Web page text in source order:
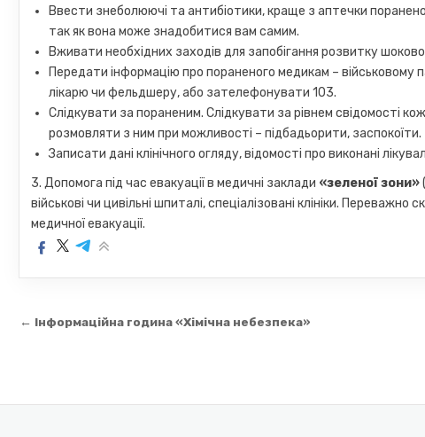
Ввести знеболюючі та антибіотики, краще з аптечки
так як вона може знадобитися вам самим.
Вживати необхідних заходів для запобігання розвитку
Передати інформацію про пораненого медикам – військовому
лікарю чи фельдшеру, або зателефонувати 103.
Слідкувати за пораненим. Слідкувати за рівнем свідомості
розмовляти з ним при можливості – підбадьорити, заспокоїти.
Записати дані клінічного огляду, відомості про виконані
3. Допомога під час евакуації в медичні заклади «зеленої зони»
військові чи цивільні шпиталі, спеціалізовані клініки.
медичної евакуації.
Навігація
← Інформаційна година «Хімічна небезпека»